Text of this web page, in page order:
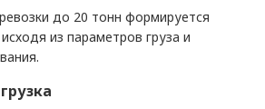
до 20 тонн формируется
из параметров груза и